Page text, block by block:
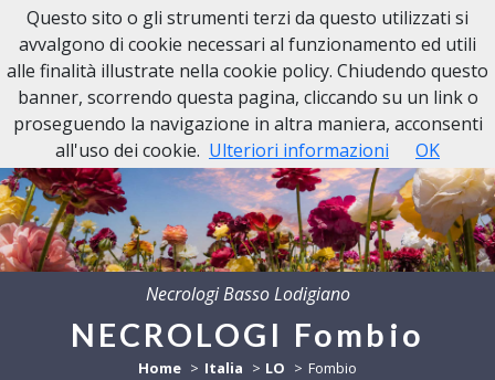
Necrologi Basso Lodigiano
NECROLOGI Fombio
Home Italia LO Fombio
Questo sito o gli strumenti terzi da questo utilizzati si
avvalgono di cookie necessari al funzionamento ed utili
alle finalità illustrate nella cookie policy. Chiudendo questo
banner, scorrendo questa pagina, cliccando su un link o
proseguendo la navigazione in altra maniera, acconsenti
all'uso dei cookie. Ulteriori informazioni OK